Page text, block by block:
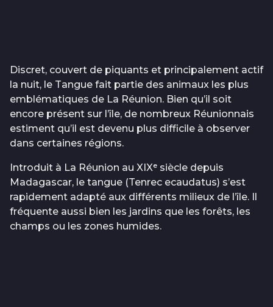
Discret, couvert de piquants et principalement actif
la nuit, le Tangue fait partie des animaux les plus
emblématiques de La Réunion. Bien qu’il soit
encore présent sur l’île, de nombreux Réunionnais
estiment qu’il est devenu plus difficile à observer
dans certaines régions.
Introduit à La Réunion au XIXᵉ siècle depuis
Madagascar, le tangue (Tenrec ecaudatus) s’est
rapidement adapté aux différents milieux de l’île. Il
fréquente aussi bien les jardins que les forêts, les
champs ou les zones humides.